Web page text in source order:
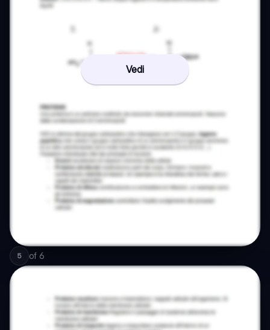
Vedi
5 of 6